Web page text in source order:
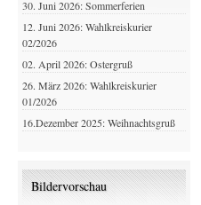
30. Juni 2026: Sommerferien
12. Juni 2026: Wahlkreiskurier
02/2026
02. April 2026: Ostergruß
26. März 2026: Wahlkreiskurier
01/2026
16.Dezember 2025: Weihnachtsgruß
Bildervorschau